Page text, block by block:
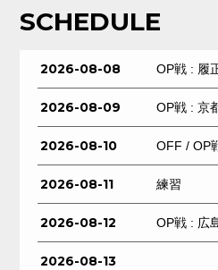
SCHEDULE
2026-08-08 OP戦 : 履
2026-08-09 OP戦 : 京
2026-08-10 OFF / OP
2026-08-11 練習
2026-08-12 OP戦 : 広
2026-08-13